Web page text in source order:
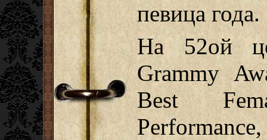
певица года.
На 52ой
Grammy
Best